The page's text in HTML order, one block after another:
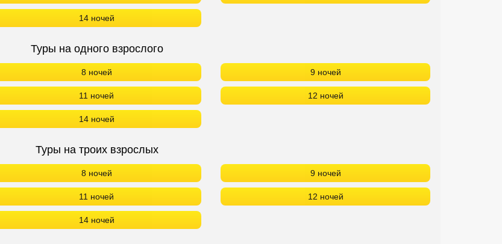
14 ночей
Туры на одного взрослого
8 ночей 9 ночей
11 ночей 12 ночей
14 ночей
Туры на троих взрослых
8 ночей 9 ночей
11 ночей 12 ночей
14 ночей